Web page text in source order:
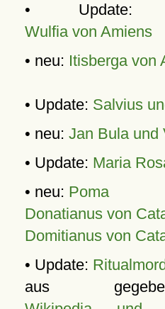
•
Wulfia von Amiens
• neu: Itisberga von
• Update: Salvius
• neu: Jan Bula und
• Update: Maria
• neu: Poma
Donatianus von
Domitianus von
• Update:
aus